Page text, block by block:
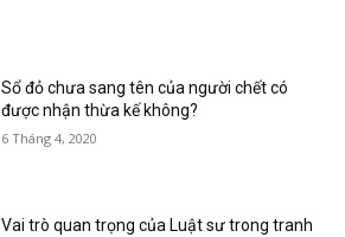
Sổ đỏ chưa sang tên của người chết có
được nhận thừa kế không?
6 Tháng 4, 2020
Vai trò quan trọng của Luật sư trong tranh